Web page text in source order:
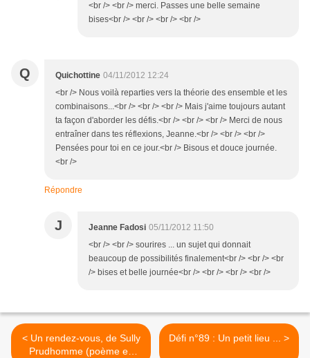
<br /> <br /> merci. Passes une belle semaine
bises<br /> <br /> <br /> <br />
Q Quichottine 04/11/2012 12:24
<br /> Nous voilà reparties vers la théorie des ensemble et les
combinaisons...<br /> <br /> <br /> Mais j'aime toujours autant
ta façon d'aborder les défis.<br /> <br /> <br /> Merci de nous
entraîner dans tes réflexions, Jeanne.<br /> <br /> <br />
Pensées pour toi en ce jour.<br /> Bisous et douce journée.
<br />
Répondre
J Jeanne Fadosi 05/11/2012 11:50
<br /> <br /> sourires ... un sujet qui donnait
beaucoup de possibilités finalement<br /> <br /> <br
/> bises et belle journée<br /> <br /> <br /> <br />
< Un rendez-vous, de Sully
Prudhomme (poème en
Défi n°89 : Un petit lieu ... >